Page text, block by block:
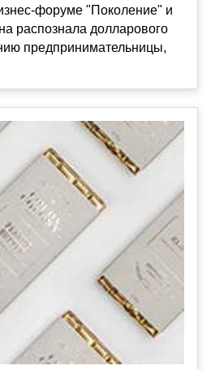
форуме "Поколение" и
распознала долларового
предпринимательницы,